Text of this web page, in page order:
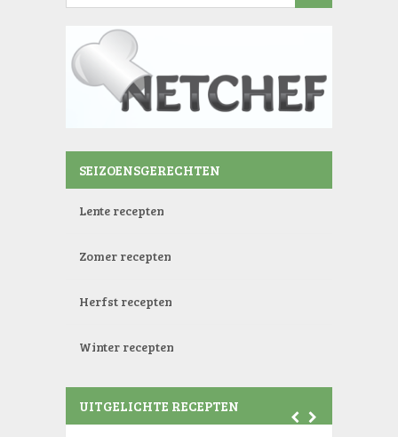
SEIZOENSGERECHTEN
Lente recepten
Zomer recepten
Herfst recepten
Winter recepten
UITGELICHTE RECEPTEN